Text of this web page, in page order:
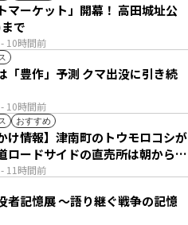
- 10時間前
マーケット」開幕！ 高田城址公
で
- 10時間前
予測 クマ出没に引き続
おすすめ
- 11時間前
け情報】津南町のトウモロコシが
ロードサイドの直売所は朝から長
者記憶展 ～語り継ぐ戦争の記憶